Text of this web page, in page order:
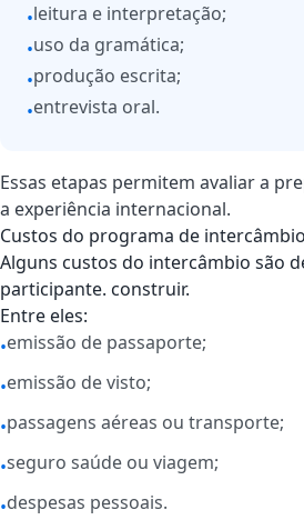
•leitura e interpretação;
•uso da gramática;
•produção escrita;
•entrevista oral.
Essas etapas permitem avaliar a
a experiência internacional.
Custos do programa de intercâmbio
Alguns custos do intercâmbio são
participante. construir.
Entre eles:
•emissão de passaporte;
•emissão de visto;
•passagens aéreas ou transporte;
•seguro saúde ou viagem;
•despesas pessoais.